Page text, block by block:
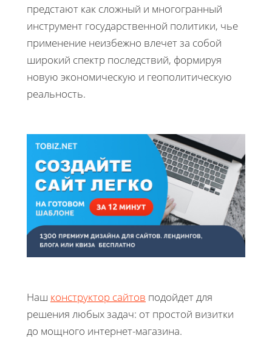
предстают как сложный и многогранный
инструмент государственной политики, чье
применение неизбежно влечет за собой
широкий спектр последствий, формируя
новую экономическую и геополитическую
реальность.
Наш конструктор сайтов подойдет для
решения любых задач: от простой визитки
до мощного интернет-магазина.